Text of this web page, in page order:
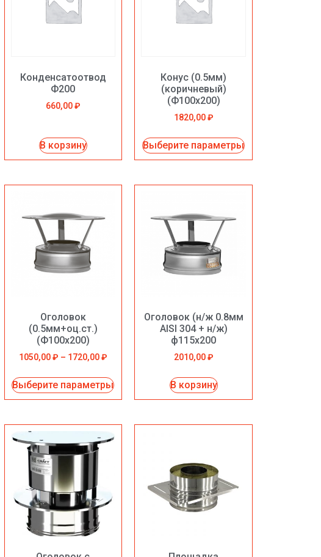
Конденсатоотвод
Ф200
660,00₽
В корзину
Конус (0.5мм)
(коричневый)
(Ф100х200)
1820,00₽
Выберите параметры
Оголовок
(0.5мм+оц.ст.)
(Ф100х200)
1050,00₽ – 1720,00₽
Выберите параметры
Оголовок (н/ж 0.8мм
AISI 304 + н/ж)
ф115х200
2010,00₽
В корзину